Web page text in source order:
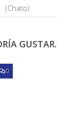
(Chato)
0